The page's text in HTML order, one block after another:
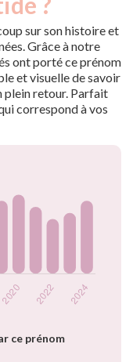
sur son histoire et
Grâce à notre
ont porté ce prénom
et visuelle de savoir
plein retour. Parfait
correspond à vos
ce prénom